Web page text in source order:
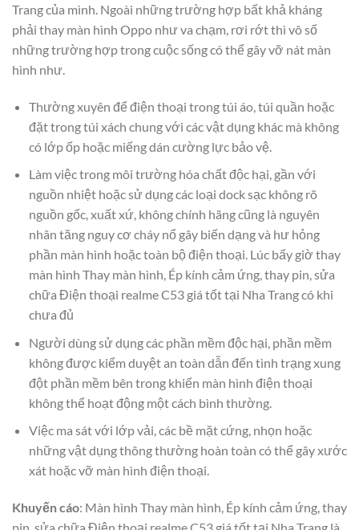
Trang của mình. Ngoài những trường hợp bất khả kháng
phải thay màn hình Oppo như va chạm, rơi rớt thì vô số
những trường hợp trong cuộc sống có thể gây vỡ nát màn
hình như.
Thường xuyên để điện thoại trong túi áo, túi quần hoặc
đặt trong túi xách chung với các vật dụng khác mà không
có lớp ốp hoặc miếng dán cường lực bảo vệ.
Làm việc trong môi trường hóa chất độc hại, gần với
nguồn nhiệt hoặc sử dụng các loại dock sạc không rõ
nguồn gốc, xuất xứ, không chính hãng cũng là nguyên
nhân tăng nguy cơ cháy nổ gây biến dạng và hư hỏng
phần màn hình hoặc toàn bộ điện thoại. Lúc bấy giờ thay
màn hình Thay màn hình, Ép kính cảm ứng, thay pin, sửa
chữa Điện thoại realme C53 giá tốt tại Nha Trang có khi
chưa đủ
Người dùng sử dụng các phần mềm độc hại, phần mềm
không được kiểm duyệt an toàn dẫn đến tình trạng xung
đột phần mềm bên trong khiến màn hình điện thoại
không thể hoạt động một cách bình thường.
Việc ma sát với lớp vải, các bề mặt cứng, nhọn hoặc
những vật dụng thông thường hoàn toàn có thể gây xước
xát hoặc vỡ màn hình điện thoại.
Khuyến cáo: Màn hình Thay màn hình, Ép kính cảm ứng, thay